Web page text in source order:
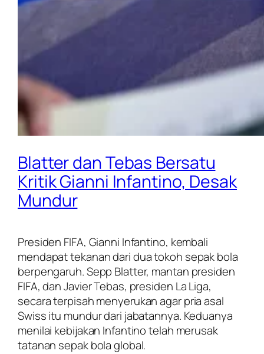
Blatter dan Tebas Bersatu
Kritik Gianni Infantino, Desak
Mundur
Presiden FIFA, Gianni Infantino, kembali
mendapat tekanan dari dua tokoh sepak bola
berpengaruh. Sepp Blatter, mantan presiden
FIFA, dan Javier Tebas, presiden La Liga,
secara terpisah menyerukan agar pria asal
Swiss itu mundur dari jabatannya. Keduanya
menilai kebijakan Infantino telah merusak
tatanan sepak bola global.